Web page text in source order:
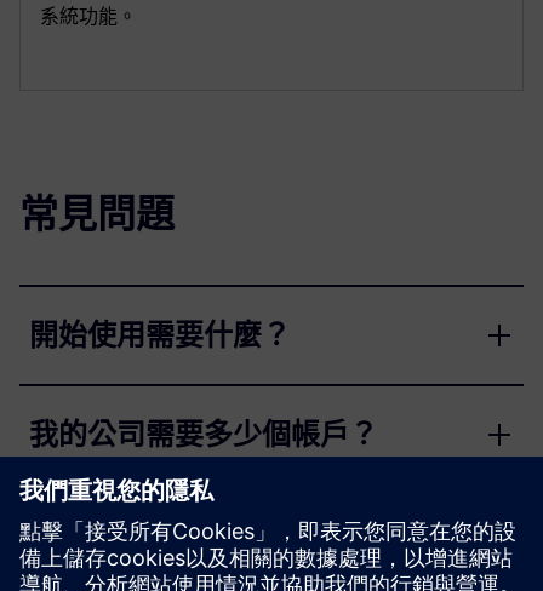
系統功能。
常見問題
開始使用需要什麼？
我的公司需要多少個帳戶？
我可以使用一個帳戶管理多個用戶
嗎？